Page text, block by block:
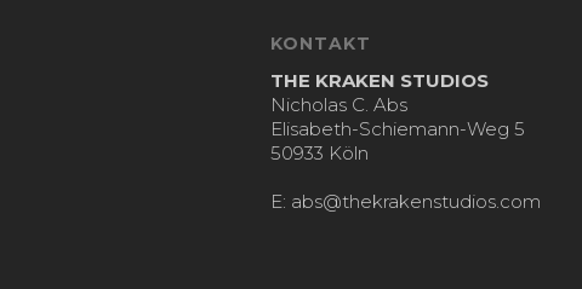
KONTAKT
THE KRAKEN STUDIOS
Nicholas C. Abs
Elisabeth-Schiemann-Weg 5
50933 Köln
E: abs@thekrakenstudios.com